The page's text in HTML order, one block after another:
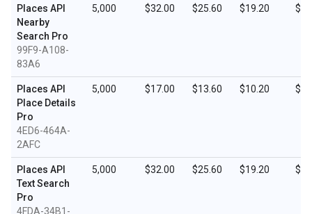
Places API
Nearby
Search Pro
99F9-A108-
83A6
5,000 $32.00 $25.60 $19.20
Places API
Place Details
Pro
4ED6-464A-
2AFC
5,000 $17.00 $13.60 $10.20
Places API
Text Search
Pro
4FDA-34B1-
5,000 $32.00 $25.60 $19.20